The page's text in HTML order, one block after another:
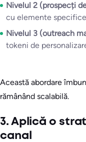
Nivelul 2 (prospecți
cu elemente
Nivelul 3 (outreach
tokeni de
Această abordare
rămânând scalabilă.
3. Aplică o
canal